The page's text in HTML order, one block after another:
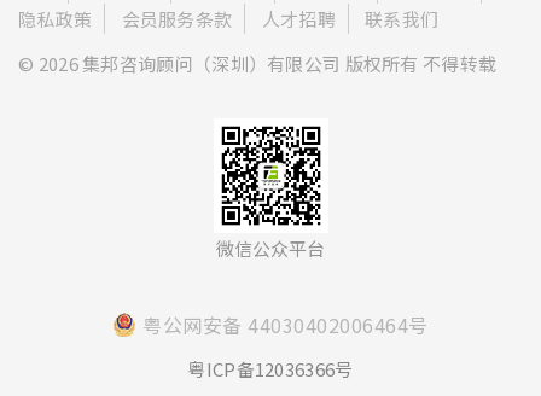
隐私政策
会员服务条款 人才招聘
联系我们
© 2026 集邦咨询顾问（深圳）有限公司 版权所有 不得转载
微信公众平台
粤公网安备 44030402006464号
粤ICP备12036366号